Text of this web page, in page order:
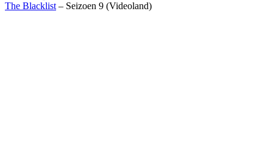
The Blacklist – Seizoen 9 (Videoland)